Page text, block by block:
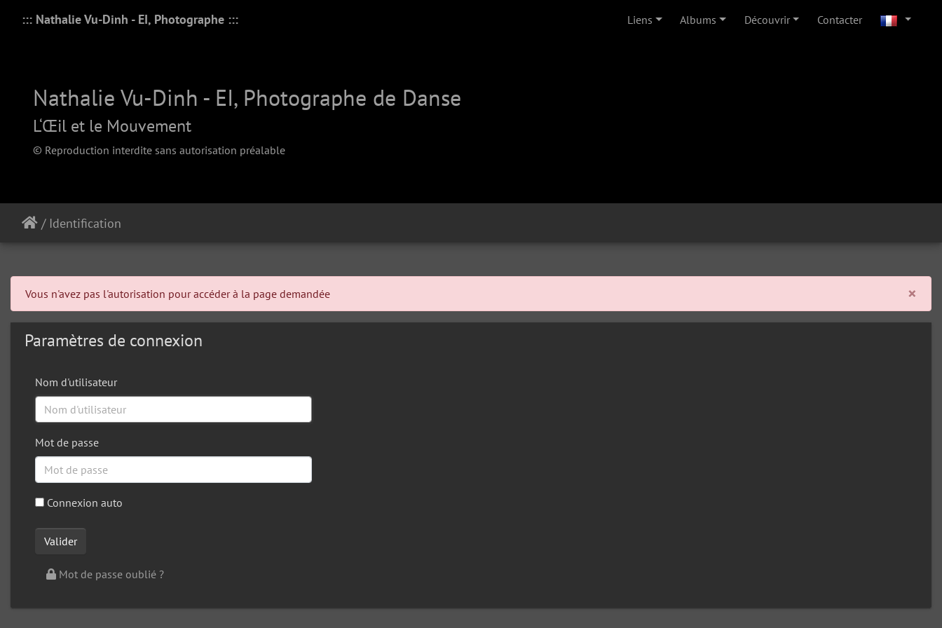
::: Nathalie Vu-Dinh - EI, Photographe ::: Liens Albums Découvrir Contacter
Nathalie Vu-Dinh - EI, Photographe de Danse
L‘Œil et le Mouvement
© Reproduction interdite sans autorisation préalable
/ Identification
×
Vous n'avez pas l'autorisation pour accéder à la page demandée
Paramètres de connexion
Nom d'utilisateur
Mot de passe
Connexion auto
Mot de passe oublié ?